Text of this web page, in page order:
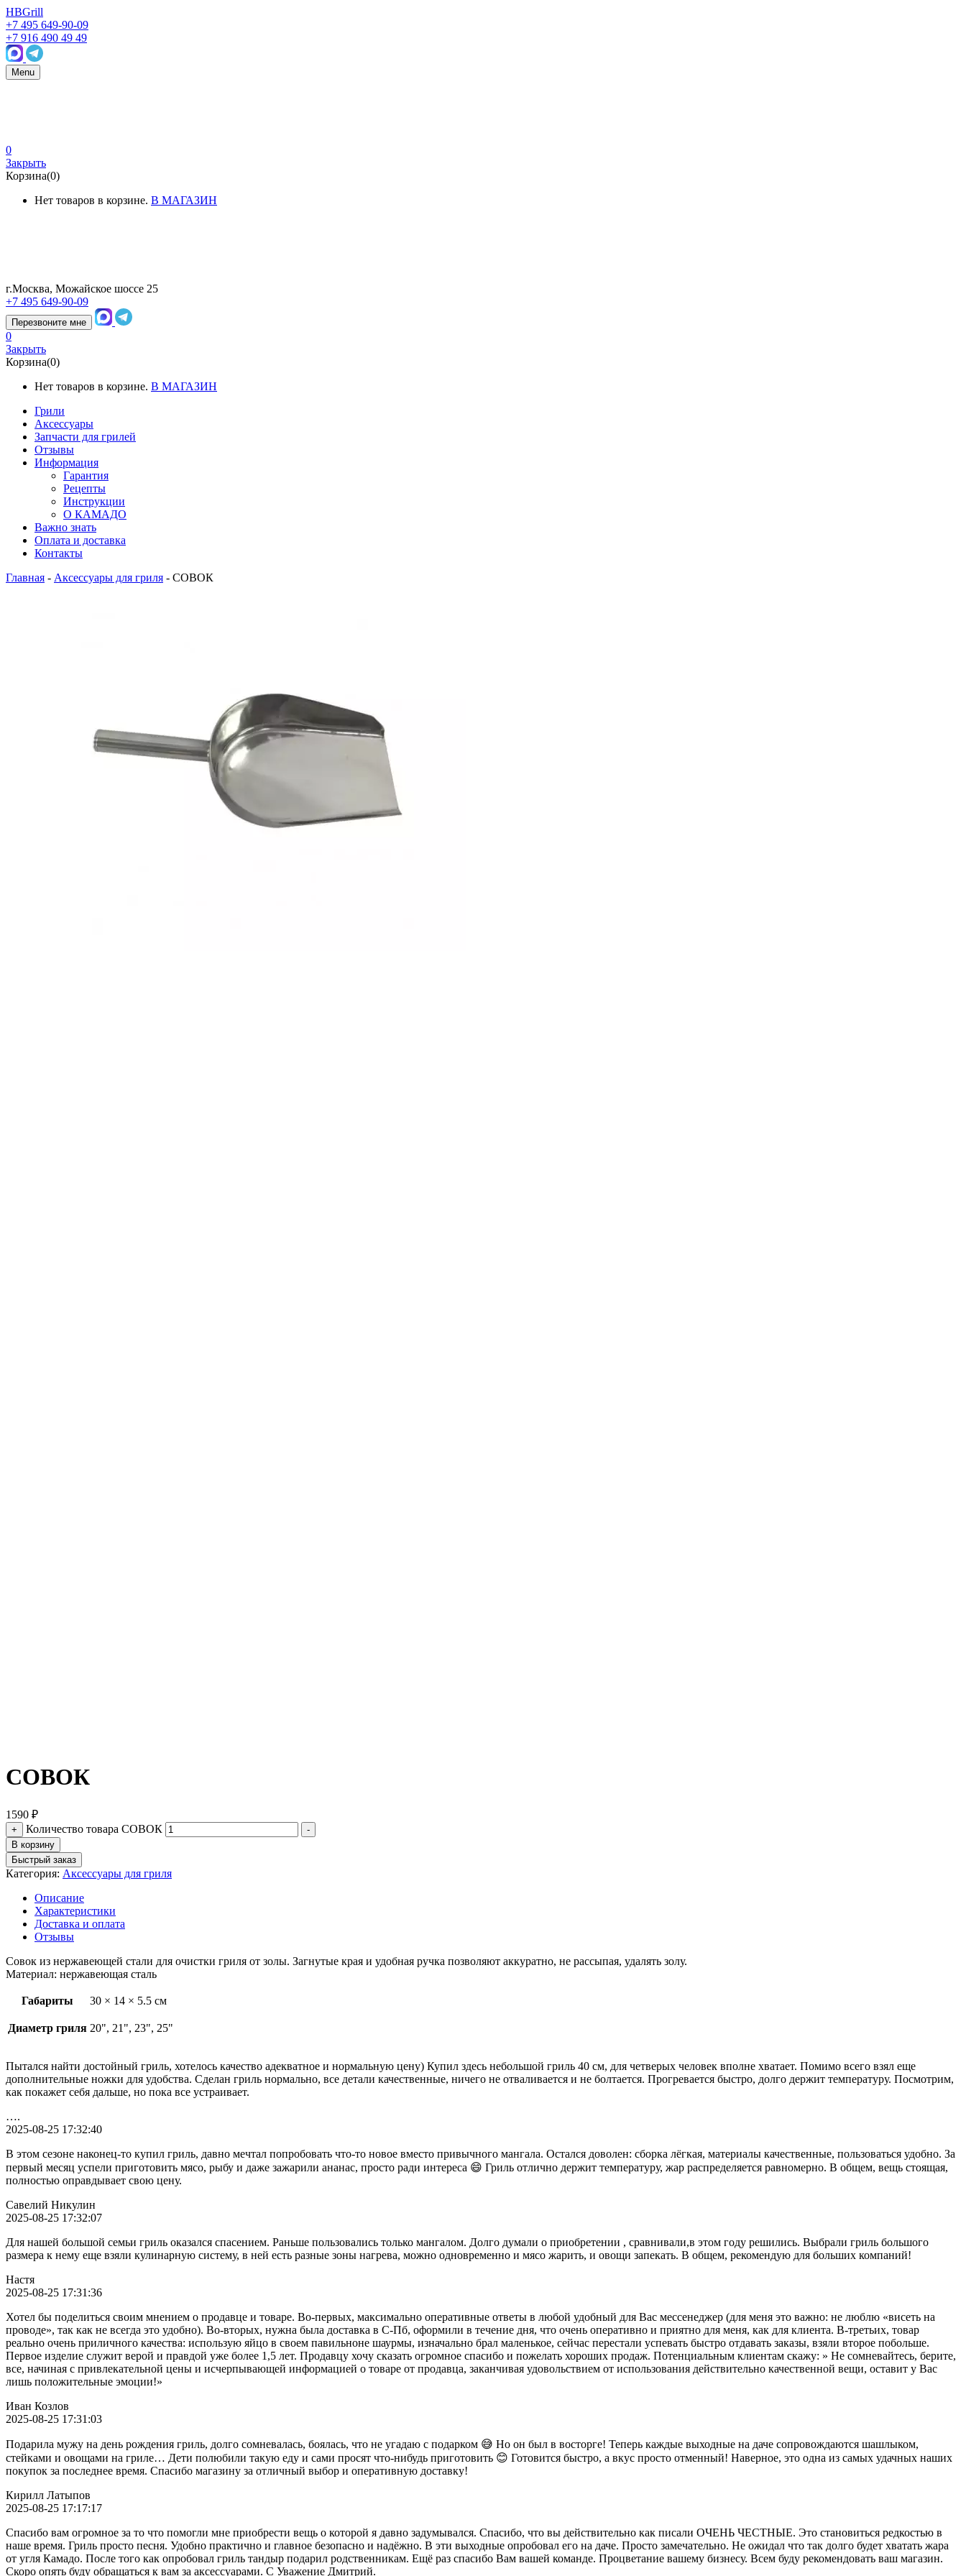
HBGrill
+7 495 649-90-09
+7 916 490 49 49
Menu
0
Закрыть
Корзина(0)
Нет товаров в корзине. В МАГАЗИН
г.Москва, Можайское шоссе 25
+7 495 649-90-09
Перезвоните мне
0
Закрыть
Корзина(0)
Нет товаров в корзине. В МАГАЗИН
Грили
Аксессуары
Запчасти для грилей
Отзывы
Информация
Гарантия
Рецепты
Инструкции
О КАМАДО
Важно знать
Оплата и доставка
Контакты
Главная - Аксессуары для гриля - СОВОК
СОВОК
1590 ₽
+ Количество товара СОВОК
-
В корзину
Быстрый заказ
Категория: Аксессуары для гриля
Описание
Характеристики
Доставка и оплата
Отзывы
Совок из нержавеющей стали для очистки гриля от золы. Загнутые края и удобная ручка позволяют аккуратно, не рассыпая, удалять золу.
Материал: нержавеющая сталь
Габариты 30 × 14 × 5.5 см
Диаметр гриля 20", 21", 23", 25"
Пытался найти достойный гриль, хотелось качество адекватное и нормальную цену) Купил здесь небольшой гриль 40 см, для четверых человек вполне хватает. Помимо всего взял еще
дополнительные ножки для удобства. Сделан гриль нормально, все детали качественные, ничего не отваливается и не болтается. Прогревается быстро, долго держит температуру. Посмотрим,
как покажет себя дальше, но пока все устраивает.
….
2025-08-25 17:32:40
В этом сезоне наконец-то купил гриль, давно мечтал попробовать что-то новое вместо привычного мангала. Остался доволен: сборка лёгкая, материалы качественные, пользоваться удобно. За
первый месяц успели приготовить мясо, рыбу и даже зажарили ананас, просто ради интереса 😄 Гриль отлично держит температуру, жар распределяется равномерно. В общем, вещь стоящая,
полностью оправдывает свою цену.
Савелий Никулин
2025-08-25 17:32:07
Для нашей большой семьи гриль оказался спасением. Раньше пользовались только мангалом. Долго думали о приобретении , сравнивали,в этом году решились. Выбрали гриль большого
размера к нему еще взяли кулинарную систему, в ней есть разные зоны нагрева, можно одновременно и мясо жарить, и овощи запекать. В общем, рекомендую для больших компаний!
Настя
2025-08-25 17:31:36
Хотел бы поделиться своим мнением о продавце и товаре. Во-первых, максимально оперативные ответы в любой удобный для Вас мессенеджер (для меня это важно: не люблю «висеть на
проводе», так как не всегда это удобно). Во-вторых, нужна была доставка в С-Пб, оформили в течение дня, что очень оперативно и приятно для меня, как для клиента. В-третьих, товар
реально очень приличного качества: использую яйцо в своем павильноне шаурмы, изначально брал маленькое, сейчас перестали успевать быстро отдавать заказы, взяли второе побольше.
Первое изделие служит верой и правдой уже более 1,5 лет. Продавцу хочу сказать огромное спасибо и пожелать хороших продаж. Потенциальным клиентам скажу: » Не сомневайтесь, берите,
все, начиная с привлекательной цены и исчерпывающей информацией о товаре от продавца, заканчивая удовольствием от использования действительно качественной вещи, оставит у Вас
лишь положительные эмоции!»
Иван Козлов
2025-08-25 17:31:03
Подарила мужу на день рождения гриль, долго сомневалась, боялась, что не угадаю с подарком 😅 Но он был в восторге! Теперь каждые выходные на даче сопровождаются шашлыком,
стейками и овощами на гриле… Дети полюбили такую еду и сами просят что-нибудь приготовить 😊 Готовится быстро, а вкус просто отменный! Наверное, это одна из самых удачных наших
покупок за последнее время. Спасибо магазину за отличный выбор и оперативную доставку!
Кирилл Латыпов
2025-08-25 17:17:17
Спасибо вам огромное за то что помогли мне приобрести вещь о которой я давно задумывался. Спасибо, что вы действительно как писали ОЧЕНЬ ЧЕСТНЫЕ. Это становиться редкостью в
наше время. Гриль просто песня. Удобно практично и главное безопасно и надёжно. В эти выходные опробовал его на даче. Просто замечательно. Не ожидал что так долго будет хватать жара
от угля Камадо. После того как опробовал гриль тандыр подарил родственникам. Ещё раз спасибо Вам вашей команде. Процветание вашему бизнесу. Всем буду рекомендовать ваш магазин.
Скоро опять буду обращаться к вам за аксессуарами. С Уважение Дмитрий.